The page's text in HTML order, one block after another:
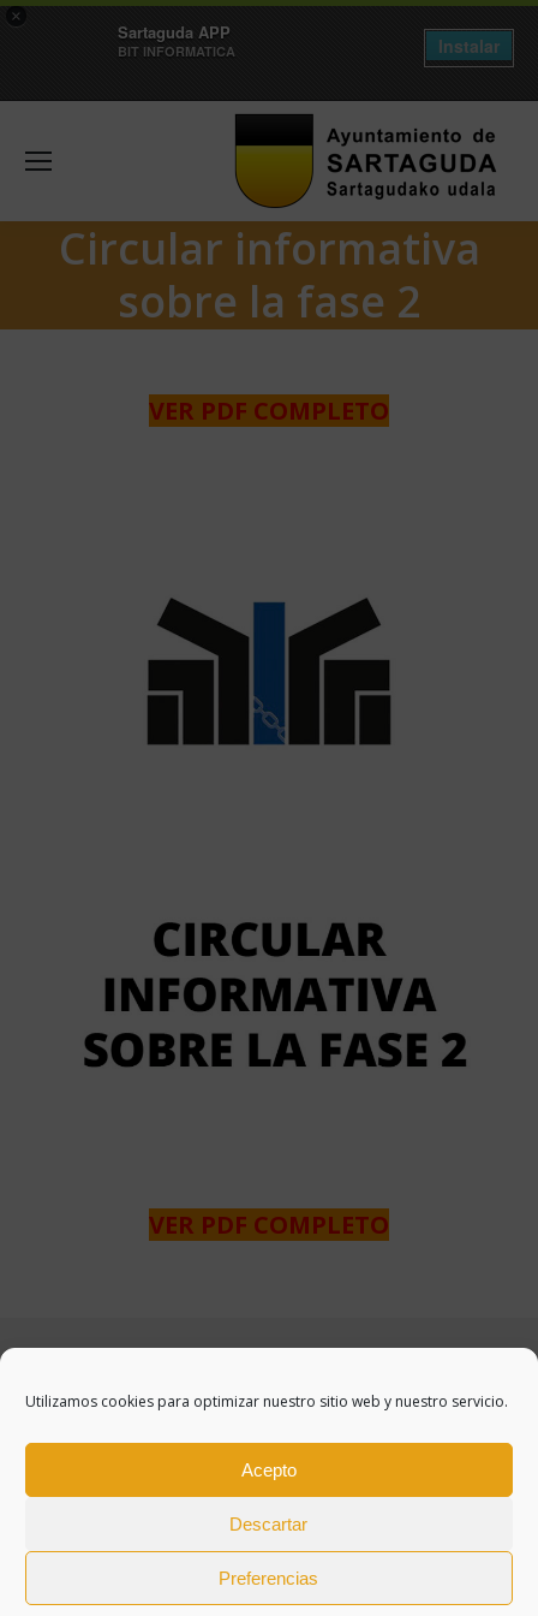
×
Sartaguda APP
BIT INFORMATICA Instalar
Utilizamos cookies para optimizar nuestro sitio web y nuestro servicio.
Acepto
Descartar
Preferencias
Circular informativa
sobre la fase 2
VER PDF COMPLETO
VER PDF COMPLETO